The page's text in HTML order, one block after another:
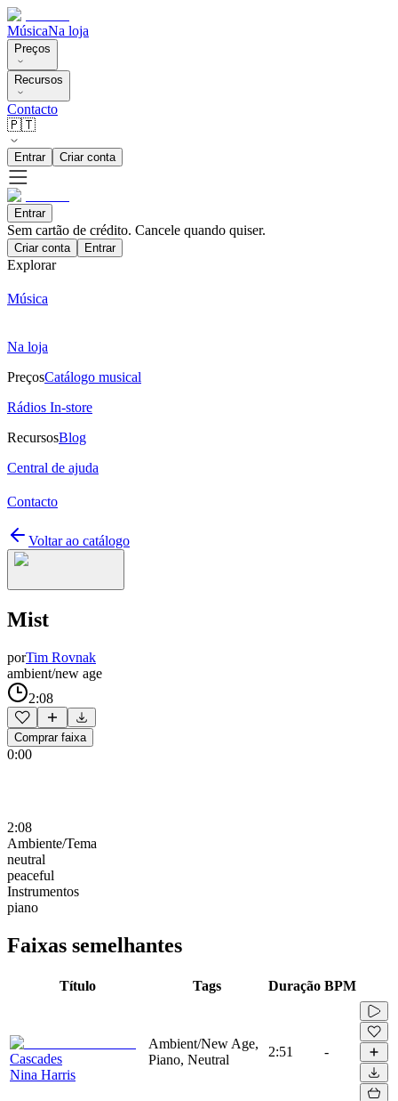
MúsicaNa loja
Preços
Recursos
Contacto
🇵🇹
Entrar Criar conta
Entrar
Sem cartão de crédito. Cancele quando quiser.
Criar conta Entrar
Explorar
Música
Na loja
PreçosCatálogo musical
Rádios In-store
RecursosBlog
Central de ajuda
Contacto
Voltar ao catálogo
Mist
porTim Rovnak
ambient/new age
2:08
Comprar faixa
0:00
2:08
Ambiente/Tema
neutral
peaceful
Instrumentos
piano
Faixas semelhantes
Título Tags Duração BPM
Cascades
Nina Harris
Ambient/New Age,
Piano, Neutral
2:51 -